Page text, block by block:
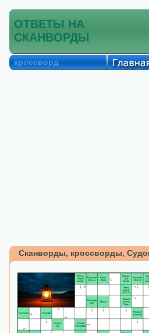
ОТВЕТЫ НА
СКАНВОРДЫ
кроссворд
Сканворды, кроссворды,